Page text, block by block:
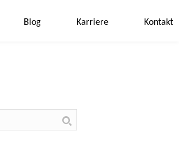
Blog Karriere Kontakt